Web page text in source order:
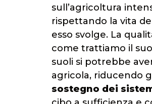
sull’agricoltura
rispettando la vita
esso svolge. La
come trattiamo il
suoli si potrebbe
agricola, riducendo
sostegno dei